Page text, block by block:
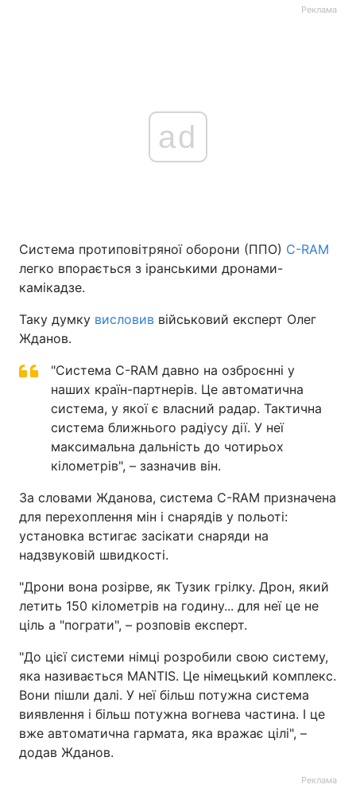
Реклама
ad
Система протиповітряної оборони (ППО) C-RAM
легко впорається з іранськими дронами-
камікадзе.
Таку думку висловив військовий експерт Олег
Жданов.
"Система C-RAM давно на озброєнні у
наших країн-партнерів. Це автоматична
система, у якої є власний радар. Тактична
система ближнього радіусу дії. У неї
максимальна дальність до чотирьох
кілометрів", – зазначив він.
За словами Жданова, система C-RAM призначена
для перехоплення мін і снарядів у польоті:
установка встигає засікати снаряди на
надзвуковій швидкості.
"Дрони вона розірве, як Тузик грілку. Дрон, який
летить 150 кілометрів на годину... для неї це не
ціль а "пограти", – розповів експерт.
"До цієї системи німці розробили свою систему,
яка називається MANTIS. Це німецький комплекс.
Вони пішли далі. У неї більш потужна система
виявлення і більш потужна вогнева частина. І це
вже автоматична гармата, яка вражає цілі", –
додав Жданов.
Реклама